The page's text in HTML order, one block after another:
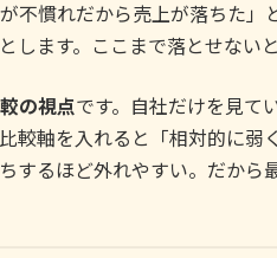
不慣れだから売上が落ちた
します。ここまで落とせない
の視点です。自社だけを見て
較軸を入れると「相対的に弱
するほど外れやすい。だか